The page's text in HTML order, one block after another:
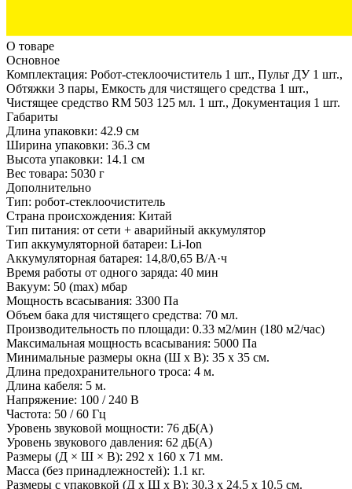
О товаре
Основное
Комплектация: Робот-стеклоочиститель 1 шт., Пульт ДУ 1 шт.,
Обтяжки 3 пары, Емкость для чистящего средства 1 шт.,
Чистящее средство RM 503 125 мл. 1 шт., Документация 1 шт.
Габариты
Длина упаковки: 42.9 см
Ширина упаковки: 36.3 см
Высота упаковки: 14.1 см
Вес товара: 5030 г
Дополнительно
Тип: робот-стеклоочиститель
Страна происхождения: Китай
Тип питания: от сети + аварийный аккумулятор
Тип аккумуляторной батареи: Li-Ion
Аккумуляторная батарея: 14,8/0,65 В/А·ч
Время работы от одного заряда: 40 мин
Вакуум: 50 (max) мбар
Мощность всасывания: 3300 Па
Oбъем бака для чистящего средства: 70 мл.
Производительность по площади: 0.33 м2/мин (180 м2/час)
Mаксимальная мощность всасывания: 5000 Па
Минимальные размеры окна (Ш х В): 35 x 35 см.
Длина предохранительного троса: 4 м.
Длина кабеля: 5 м.
Напряжение: 100 / 240 В
Частота: 50 / 60 Гц
Уровень звуковой мощности: 76 дБ(А)
Уровень звукового давления: 62 дБ(А)
Размеры (Д × Ш × В): 292 x 160 x 71 мм.
Масса (без принадлежностей): 1.1 кг.
Размеры с упаковкой (Д x Ш x В): 30.3 х 24.5 х 10.5 см.